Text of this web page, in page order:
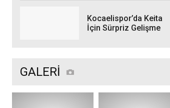
Kocaelispor’da Keita
İçin Sürpriz Gelişme
GALERİ